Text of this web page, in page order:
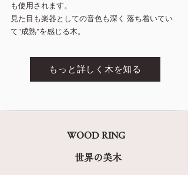
も使用されます。
見た目も楽器としての音色も深く 落ち着いてい
て"成熟"を感じる木。
もっと詳しく木を知る
WOOD RING
世界の美木